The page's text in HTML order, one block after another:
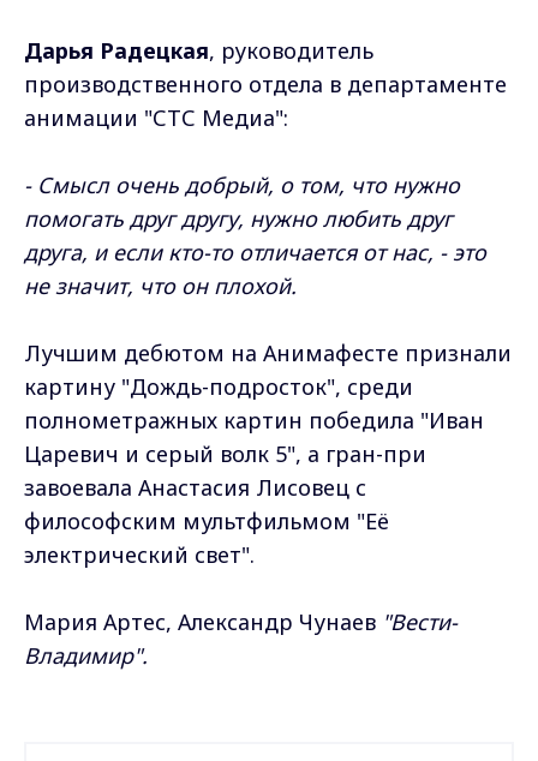
Дарья Радецкая, руководитель
производственного отдела в департаменте
анимации "СТС Медиа":
- Смысл очень добрый, о том, что нужно
помогать друг другу, нужно любить друг
друга, и если кто-то отличается от нас, - это
не значит, что он плохой.
Лучшим дебютом на Анимафесте признали
картину "Дождь-подросток", среди
полнометражных картин победила "Иван
Царевич и серый волк 5", а гран-при
завоевала Анастасия Лисовец с
философским мультфильмом "Её
электрический свет".
Мария Артес, Александр Чунаев "Вести-
Владимир".